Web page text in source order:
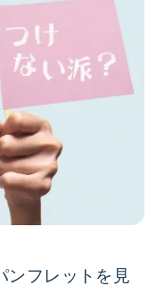
ンフレットを見